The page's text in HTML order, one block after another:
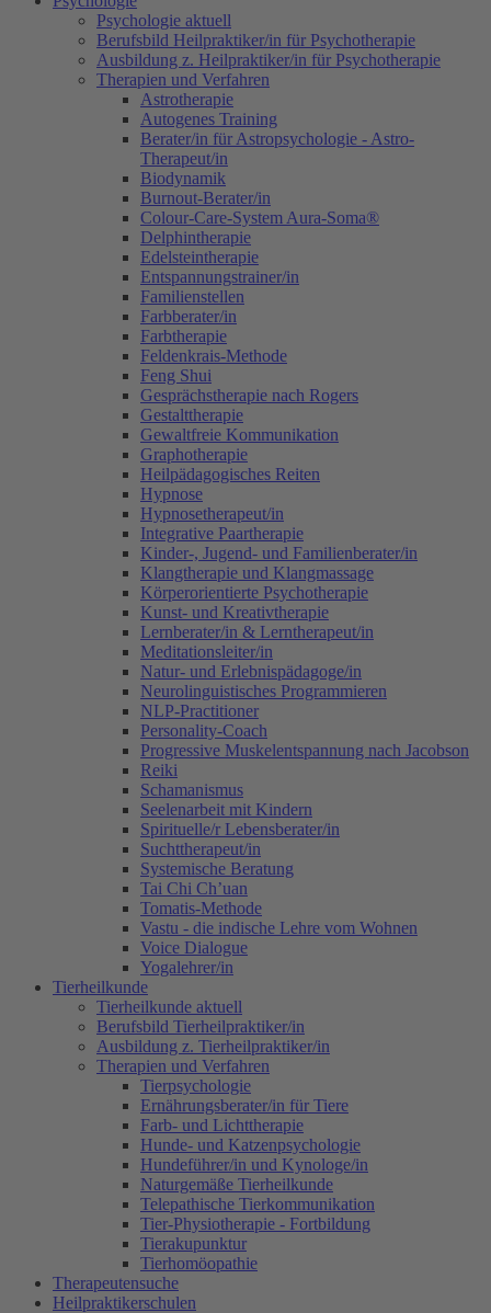
Psychologie aktuell
Berufsbild Heilpraktiker/in für Psychotherapie
Ausbildung z. Heilpraktiker/in für Psychotherapie
Therapien und Verfahren
Astrotherapie
Autogenes Training
Berater/in für Astropsychologie - Astro-
Therapeut/in
Biodynamik
Burnout-Berater/in
Colour-Care-System Aura-Soma®
Delphintherapie
Edelsteintherapie
Entspannungstrainer/in
Familienstellen
Farbberater/in
Farbtherapie
Feldenkrais-Methode
Feng Shui
Gesprächstherapie nach Rogers
Gestalttherapie
Gewaltfreie Kommunikation
Graphotherapie
Heilpädagogisches Reiten
Hypnose
Hypnosetherapeut/in
Integrative Paartherapie
Kinder-, Jugend- und Familienberater/in
Klangtherapie und Klangmassage
Körperorientierte Psychotherapie
Kunst- und Kreativtherapie
Lernberater/in & Lerntherapeut/in
Meditationsleiter/in
Natur- und Erlebnispädagoge/in
Neurolinguistisches Programmieren
NLP-Practitioner
Personality-Coach
Progressive Muskelentspannung nach Jacobson
Reiki
Schamanismus
Seelenarbeit mit Kindern
Spirituelle/r Lebensberater/in
Suchttherapeut/in
Systemische Beratung
Tai Chi Ch’uan
Tomatis-Methode
Vastu - die indische Lehre vom Wohnen
Voice Dialogue
Yogalehrer/in
Tierheilkunde
Tierheilkunde aktuell
Berufsbild Tierheilpraktiker/in
Ausbildung z. Tierheilpraktiker/in
Therapien und Verfahren
Tierpsychologie
Ernährungsberater/in für Tiere
Farb- und Lichttherapie
Hunde- und Katzenpsychologie
Hundeführer/in und Kynologe/in
Naturgemäße Tierheilkunde
Telepathische Tierkommunikation
Tier-Physiotherapie - Fortbildung
Tierakupunktur
Tierhomöopathie
Therapeutensuche
Heilpraktikerschulen